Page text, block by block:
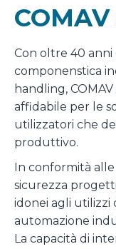
COMAV
Con oltre 40
componenstica
handling,
affidabile per le
utilizzatori che
produttivo.
In conformità
sicurezza
idonei agli utilizzi
automazione
La capacità di